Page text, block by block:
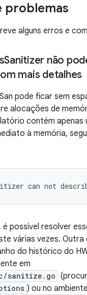
problemas
alguns erros e
Sanitizer não
mais detalhes
pode ficar sem
alocações de
contém apenas
à memória,
can not
é possível resolver
várias vezes. Outra
do histórico do
em
sanitize.go
) ou no